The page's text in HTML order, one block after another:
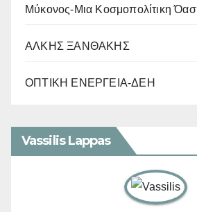
Μύκονος-Μια Κοσμοπολίτικη
ΑΛΚΗΣ ΞΑΝΘΑΚΗΣ
ΟΠΤΙΚΗ ΕΝΕΡΓΕΙΑ-ΔΕΗ
Vassilis Lappas